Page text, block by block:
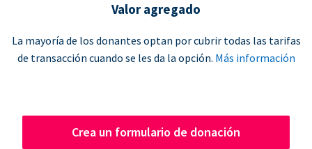
Valor agregado
La mayoría de los donantes optan por cubrir todas las tarifas
de transacción cuando se les da la opción. Más información
Crea un formulario de donación